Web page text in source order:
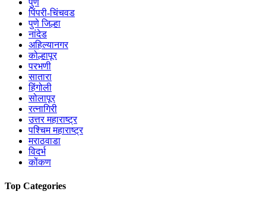
पुणे
पिंपरी-चिंचवड
पुणे जिल्हा
नांदेड
अहिल्यानगर
कोल्हापूर
परभणी
सातारा
हिंगोली
सोलापूर
रत्नागिरी
उत्तर महाराष्ट्र
पश्चिम महाराष्ट्र
मराठवाडा
विदर्भ
कोंकण
Top Categories